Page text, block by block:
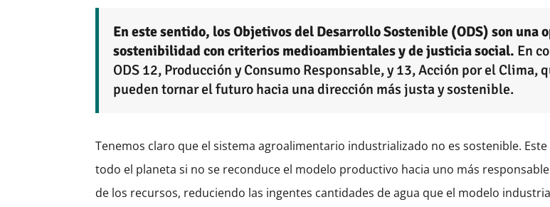
En este sentido, los Objetivos del Desarrollo Sostenible (ODS) son
sostenibilidad con criterios medioambientales y de justicia social. En
ODS 12, Producción y Consumo Responsable, y 13, Acción por el
pueden tornar el futuro hacia una dirección más justa y sostenible.
Tenemos claro que el sistema agroalimentario industrializado no es sostenible.
todo el planeta si no se reconduce el modelo productivo hacia uno más
de los recursos, reduciendo las ingentes cantidades de agua que el modelo